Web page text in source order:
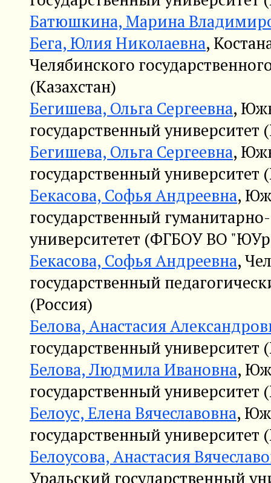
Батюшкина, Марина
Бега, Юлия Николаевна,
Челябинского
(Казахстан)
Бегишева, Ольга Сергеевна,
государственный
Бегишева, Ольга Сергеевна,
государственный университет
Бекасова, Софья Андреевна,
государственный
университетет (ФГБОУ ВО
Бекасова, Софья Андреевна,
государственный
(Россия)
Белова, Анастасия
государственный университет
Белова, Людмила Ивановна,
государственный университет
Белоус, Елена Вячеславовна,
государственный университет
Белоусова, Анастасия
Уральский государственный